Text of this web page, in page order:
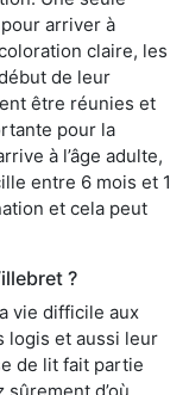
arriver à
claire, les
de leur
être réunies et
pour la
à l’âge adulte,
entre 6 mois et 1
et cela peut
?
vie difficile aux
logis et aussi leur
de lit fait partie